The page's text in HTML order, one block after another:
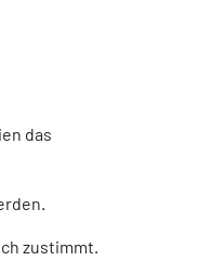
das
zustimmt.